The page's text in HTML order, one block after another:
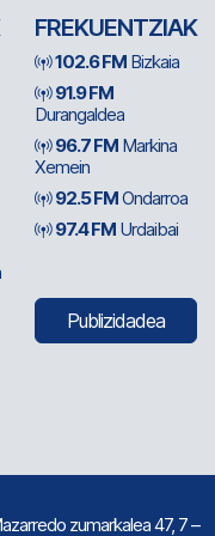
FREKUENTZIAK
102.6 FM Bizkaia
91.9 FM
Durangaldea
96.7 FM Markina
Xemein
92.5 FMOndarroa
97.4 FM Urdaibai
Publizidadea
zumarkalea 47, 7 –